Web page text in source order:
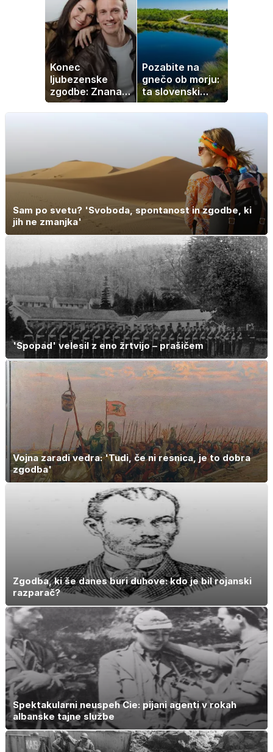
Konec
ljubezenske
zgodbe: Znana
Slovenka
potrdila razhod
Pozabite na
gnečo ob morju:
ta slovenski
kotiček je pravi
raj za družine
Sam po svetu? 'Svoboda, spontanost in zgodbe, ki
jih ne zmanjka'
'Spopad' velesil z eno žrtvijo – prašičem
Vojna zaradi vedra: 'Tudi, če ni resnica, je to dobra
zgodba'
Zgodba, ki še danes buri duhove: kdo je bil rojanski
razparač?
Spektakularni neuspeh Cie: pijani agenti v rokah
albanske tajne službe